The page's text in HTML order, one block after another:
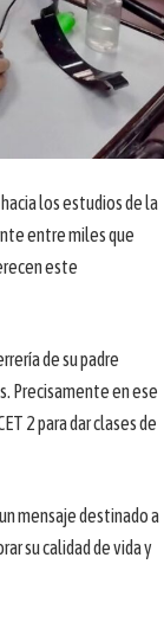
los estudios de la
entre miles que
este
de su padre
Precisamente en ese
2 para dar clases de
mensaje destinado a
su calidad de vida y